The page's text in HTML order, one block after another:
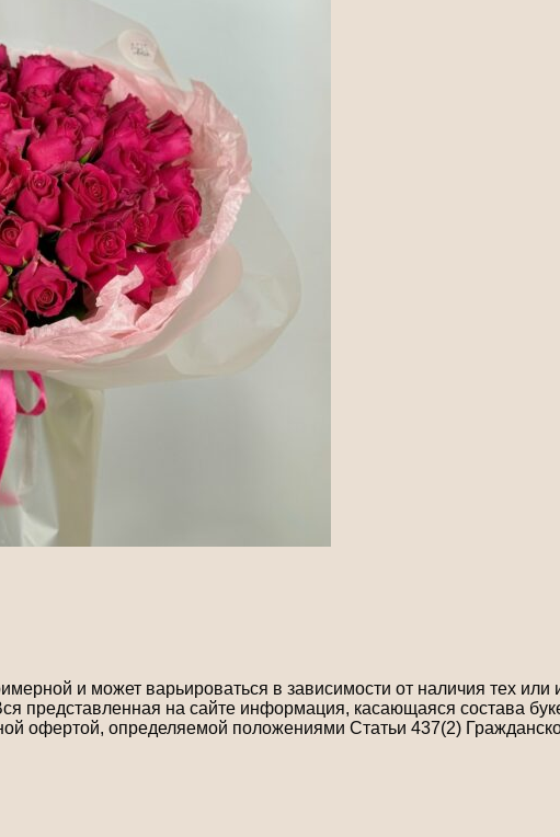
и может варьироваться в зависимости от наличия тех
представленная на сайте информация, касающаяся состава
офертой, определяемой положениями Статьи 437(2)